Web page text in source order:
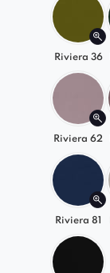
Riviera 36
Riviera 62
Riviera 81